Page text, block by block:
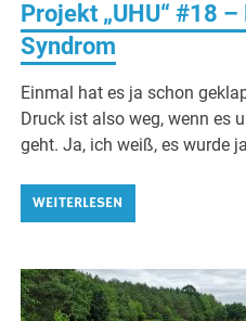
Projekt „UHU“ #18
Syndrom
Einmal hat es ja schon
Druck ist also weg, wenn es
geht. Ja, ich weiß, es wurde
WEITERLESEN